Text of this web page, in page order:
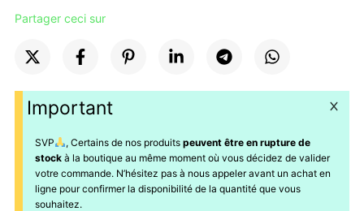
Partager ceci sur
Important
SVP , Certains de nos produits peuvent être en rupture de
stock à la boutique au même moment où vous décidez de valider
votre commande. N’hésitez pas à nous appeler avant un achat en
ligne pour confirmer la disponibilité de la quantité que vous
souhaitez.